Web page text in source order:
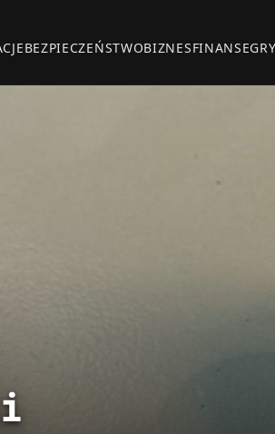
BEZPIECZEŃSTWOBIZNESFINANSEGRY